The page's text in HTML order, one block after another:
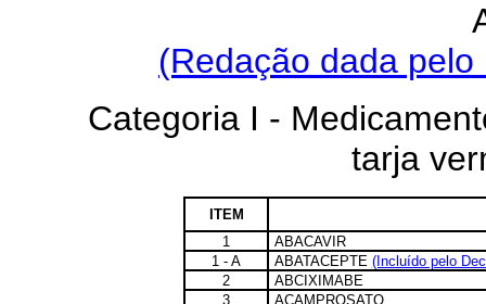
(Redação dada
Categoria I -
tarja
ITEM
1
ABACAVIR
1 - A
ABATACEPTE (Incluído pelo
2
ABCIXIMABE
3
ACAMPROSATO